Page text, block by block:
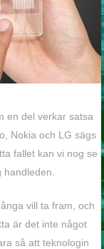
en del verkar satsa
Nokia och LG sägs
fallet kan vi nog se
vill ta fram, och
är det inte något
så att teknologin